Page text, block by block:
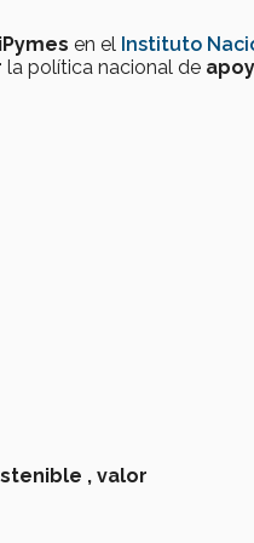
en el Instituto
la política nacional de
, valor